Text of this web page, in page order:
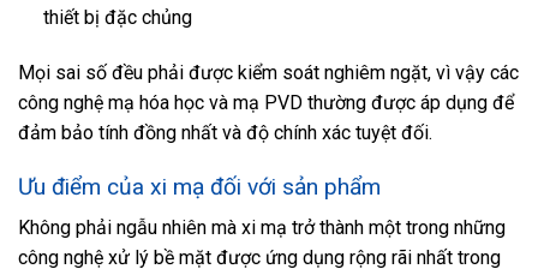
thiết bị đặc chủng
Mọi sai số đều phải được kiểm soát nghiêm ngặt, vì vậy các
công nghệ mạ hóa học và mạ PVD thường được áp dụng để
đảm bảo tính đồng nhất và độ chính xác tuyệt đối.
Ưu điểm của xi mạ đối với sản phẩm
Không phải ngẫu nhiên mà xi mạ trở thành một trong những
công nghệ xử lý bề mặt được ứng dụng rộng rãi nhất trong